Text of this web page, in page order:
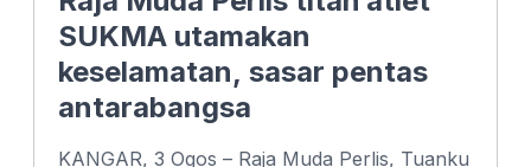
SUKMA utamakan
keselamatan, sasar pentas
antarabangsa
KANGAR, 3 Ogos – Raja Muda Perlis, Tuanku